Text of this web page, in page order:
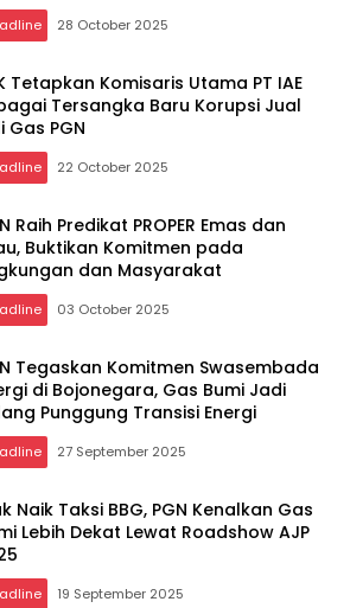
28 October 2025
Tetapkan Komisaris Utama PT IAE
Tersangka Baru Korupsi Jual
Gas PGN
22 October 2025
Raih Predikat PROPER Emas dan
Buktikan Komitmen pada
dan Masyarakat
03 October 2025
Tegaskan Komitmen Swasembada
di Bojonegara, Gas Bumi Jadi
Punggung Transisi Energi
27 September 2025
Naik Taksi BBG, PGN Kenalkan Gas
Lebih Dekat Lewat Roadshow AJP
19 September 2025